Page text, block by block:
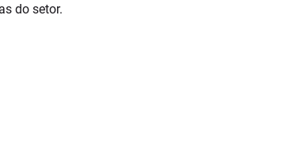
do setor.